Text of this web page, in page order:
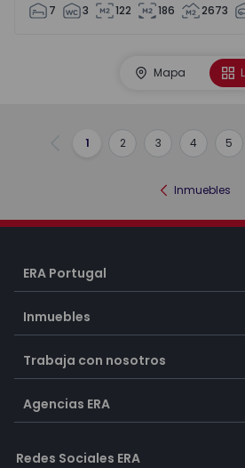
7 3 122 186 2673
Mapa
Anterior
1 2 3 4 5
Inmuebles
ERA Portugal
Inmuebles
Trabaja con nosotros
Agencias ERA
Redes Sociales ERA